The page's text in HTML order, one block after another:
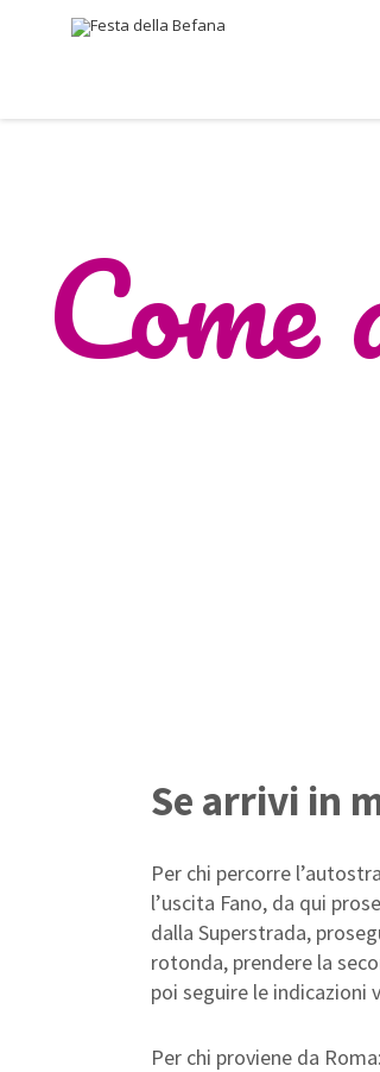
Se arrivi in
Per chi percorre
l’uscita Fano, da qui
dalla Superstrada,
rotonda, prendere la
poi seguire le indicazioni
Per chi proviene da